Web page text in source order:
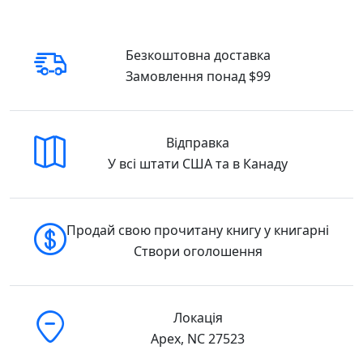
єдиний шлях до свободи — здобути
підтримку іншого в’язня. На жаль, він
найпотаємніших страхах дівчини. Та в
Королівстві Оніксу довіра має ціну. І та ціна
втекти від ворогів, Арвен доведеться мати
справу з підступними королями, темною
магією та жахливими чудовиськами. Але і в
ній самій криється незнана сила, що лише
власне життя, а й своє серце.
Купити у США та Канаді
Безкоштовна доставка
Замовлення понад $99
Відправка
У всі штати США та в Канаду
Продай свою прочитану книгу у книгарні
Створи оголошення
Локація
Apex, NC 27523